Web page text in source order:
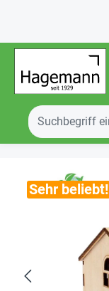
Sehr beliebt!